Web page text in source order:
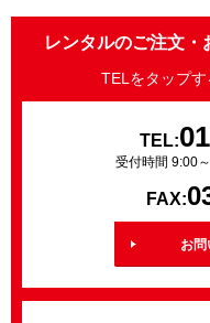
レンタルのご注文
TELをタップす
TEL:
受付時間 9:00
FAX:
お